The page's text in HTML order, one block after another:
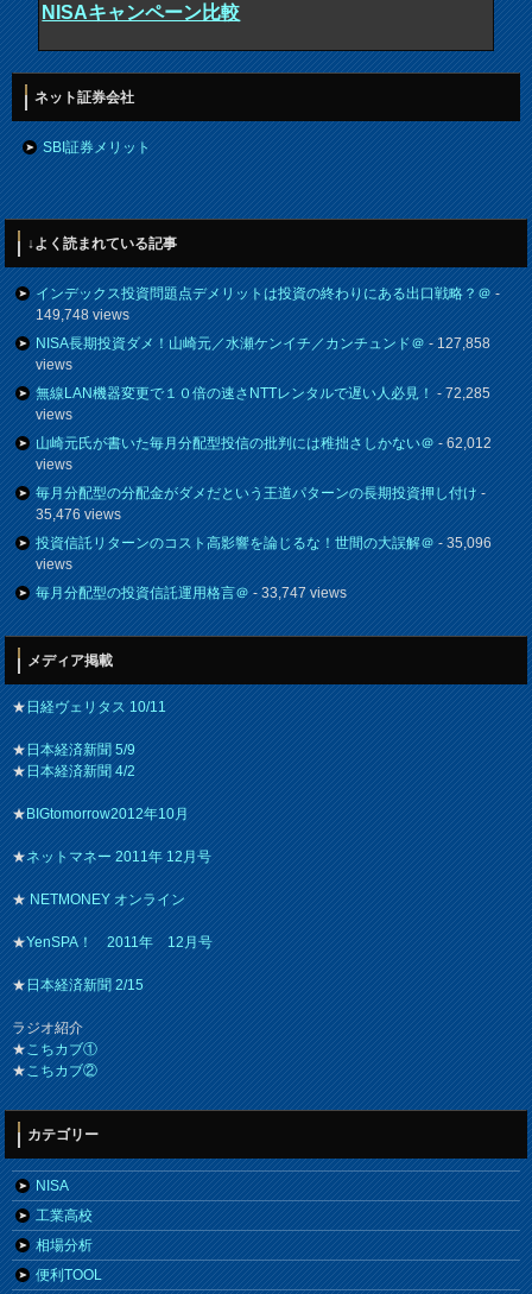
NISAキャンペーン比較
ネット証券会社
SBI証券メリット
↓よく読まれている記事
インデックス投資問題点デメリットは投資の終わりにある出口戦略？＠-
149,748 views
NISA長期投資ダメ！山崎元／水瀬ケンイチ／カンチュンド＠- 127,858
views
無線LAN機器変更で１０倍の速さNTTレンタルで遅い人必見！- 72,285
views
山崎元氏が書いた毎月分配型投信の批判には稚拙さしかない＠- 62,012
views
毎月分配型の分配金がダメだという王道パターンの長期投資押し付け-
35,476 views
投資信託リターンのコスト高影響を論じるな！世間の大誤解＠- 35,096
views
毎月分配型の投資信託運用格言＠- 33,747 views
メディア掲載
★日経ヴェリタス 10/11
★日本経済新聞 5/9
★日本経済新聞 4/2
★BIGtomorrow2012年10月
★ネットマネー 2011年 12月号
★NETMONEY オンライン
★YenSPA！ 2011年 12月号
★日本経済新聞 2/15
ラジオ紹介
★こちカブ①
★こちカブ②
カテゴリー
NISA
工業高校
相場分析
便利TOOL